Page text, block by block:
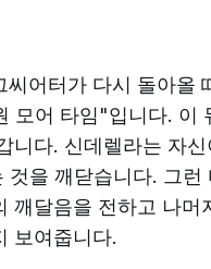
씨어터가 다시 돌아올
모어 타임"입니다. 이
니다. 신데렐라는 자
을 깨닫습니다. 그
깨달음을 전하고 나
보여줍니다.